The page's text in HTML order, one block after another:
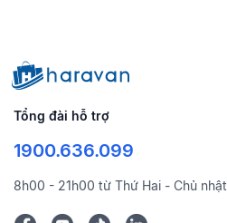
Tổng đài hỗ trợ
1900.636.099
8h00 - 21h00 từ Thứ Hai - Chủ nhật